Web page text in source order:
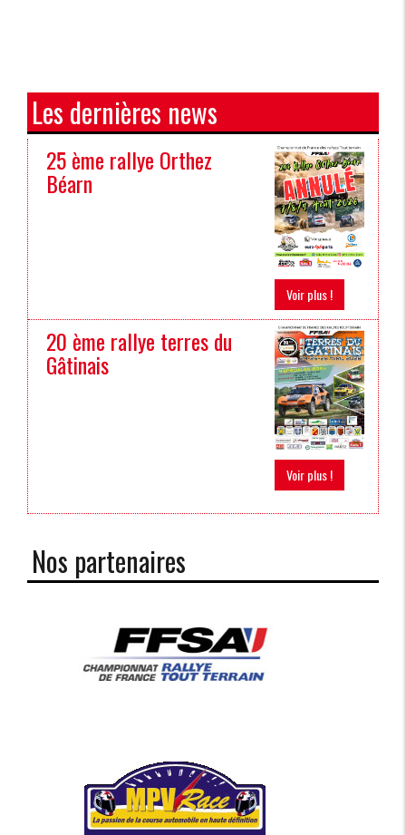
Les dernières news
25 ème rallye Orthez
Béarn
Voir plus !
20 ème rallye terres du
Gâtinais
Voir plus !
Nos partenaires